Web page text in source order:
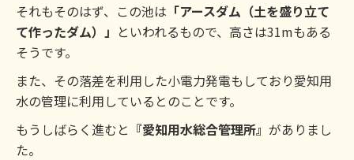
それもそのはず、この池は 「アースダム（土を盛り立て
て作ったダム）」 といわれるもので、高さは31mもある
そうです。
また、その落差を利用した小電力発電もしており愛知用
水の管理に利用しているとのことです。
もうしばらく進むと 『愛知用水総合管理所』 がありまし
た。